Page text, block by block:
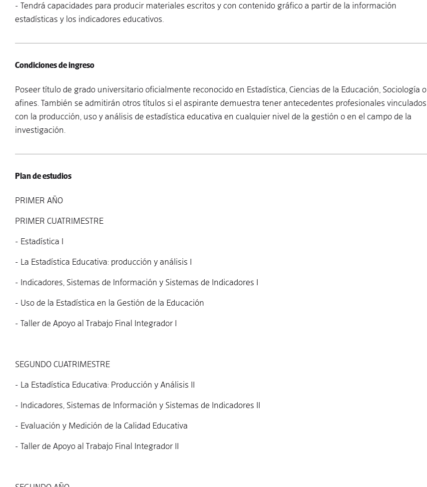
- Tendrá capacidades para producir materiales escritos y con contenido gráfico a partir de la información
estadísticas y los indicadores educativos.
Condiciones de ingreso
Poseer título de grado universitario oficialmente reconocido en Estadística, Ciencias de la Educación, Sociología o
afines. También se admitirán otros títulos si el aspirante demuestra tener antecedentes profesionales vinculados
con la producción, uso y análisis de estadística educativa en cualquier nivel de la gestión o en el campo de la
investigación.
Plan de estudios
PRIMER AÑO
PRIMER CUATRIMESTRE
- Estadística I
- La Estadística Educativa: producción y análisis I
- Indicadores, Sistemas de Información y Sistemas de Indicadores I
- Uso de la Estadística en la Gestión de la Educación
- Taller de Apoyo al Trabajo Final Integrador I
SEGUNDO CUATRIMESTRE
- La Estadística Educativa: Producción y Análisis II
- Indicadores, Sistemas de Información y Sistemas de Indicadores II
- Evaluación y Medición de la Calidad Educativa
- Taller de Apoyo al Trabajo Final Integrador II